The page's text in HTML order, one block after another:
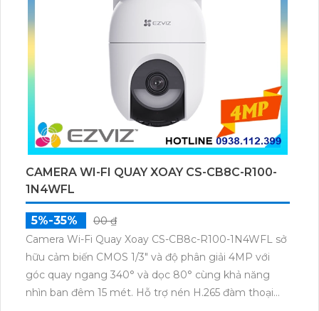
CAMERA WI-FI QUAY XOAY CS-CB8C-R100-
1N4WFL
5%-35%
00 ₫
Camera Wi-Fi Quay Xoay CS-CB8c-R100-1N4WFL sở
hữu cảm biến CMOS 1/3" và độ phân giải 4MP với
góc quay ngang 340° và dọc 80° cùng khả năng
nhìn ban đêm 15 mét. Hỗ trợ nén H.265 đàm thoại